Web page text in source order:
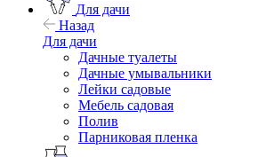
Для дачи
Назад
Для дачи
Дачные туалеты
Дачные умывальники
Лейки садовые
Мебель садовая
Полив
Парниковая пленка